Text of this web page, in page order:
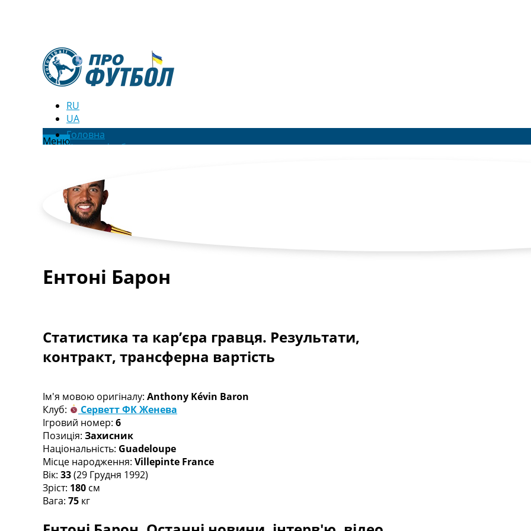
RU
UA
МенюГоловна
Новини футболу
Футбольні трансфери
Останні коментарі
Конкурс прогнозів
Логін
Рейтінги
Турніри
Чемпіонат Світу
Англія. Прем’єр-Ліга
Іспанія. Ла Ліга
Ще Турніри >>>
Чемпіонат Світу. Турнирні таблиці
Таблиця УПЛ
Перша Ліга
Таблиця АПЛ
Таблиця Ла Ліги
Таблиця Ліги Чемпіонів
Всі таблиці >>>
Рейтинги
Рейтинг ФІФА
Ентоні Барон
Статистика та кар’єра гравця. Результати,
контракт, трансферна вартість
Ім'я мовою оригіналу: Anthony Kévin Baron
Клуб:
Серветт ФК Женева
Ігровий номер: 6
Позиція: Захисник
Національність: Guadeloupe
Місце народження: Villepinte France
Вік: 33(29 Грудня 1992)
Зріст: 180 см
Вага: 75 кг